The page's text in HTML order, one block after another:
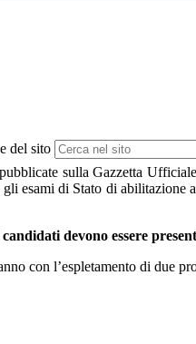
del sito
sulla Gazzetta
esami di Stato di abilitazione
devono essere
con l’espletamento di due